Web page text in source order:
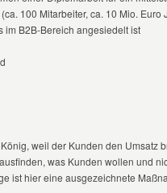
100 Mitarbeiter, ca. 10 Mio. Euro
im B2B-Bereich angesiedelt ist
weil der Kunden den Umsatz
was Kunden wollen und
ist hier eine ausgezeichnete